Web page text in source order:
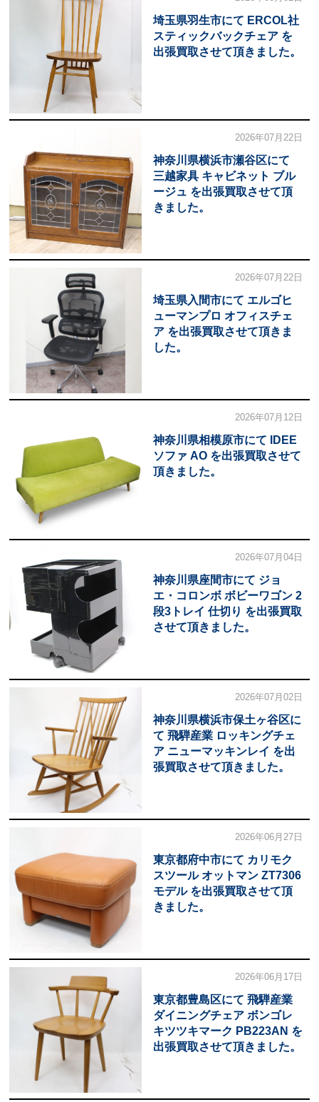
埼玉県羽生市にて ERCOL社
スティックバックチェア を
出張買取させて頂きました。
2026年07月22日
神奈川県横浜市瀬谷区にて
三越家具 キャビネット ブル
ージュ を出張買取させて頂
きました。
2026年07月22日
埼玉県入間市にて エルゴヒ
ューマンプロ オフィスチェ
ア を出張買取させて頂きま
した。
2026年07月12日
神奈川県相模原市にて IDEE
ソファ AO を出張買取させて
頂きました。
2026年07月04日
神奈川県座間市にて ジョ
エ・コロンボ ボビーワゴン 2
段3トレイ 仕切り を出張買取
させて頂きました。
2026年07月02日
神奈川県横浜市保土ヶ谷区に
て 飛騨産業 ロッキングチェ
ア ニューマッキンレイ を出
張買取させて頂きました。
2026年06月27日
東京都府中市にて カリモク
スツール オットマン ZT7306
モデル を出張買取させて頂
きました。
2026年06月17日
東京都豊島区にて 飛騨産業
ダイニングチェア ボンゴレ
キツツキマーク PB223AN を
出張買取させて頂きました。